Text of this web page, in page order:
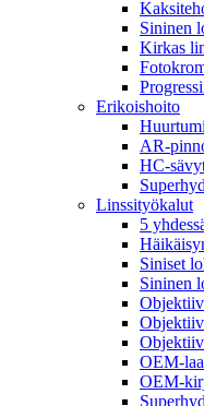
Sininen
Kirkas
Erikoishoito
AR-
HC-
Linssityökalut
5
Siniset
Sininen
OEM-
OEM-